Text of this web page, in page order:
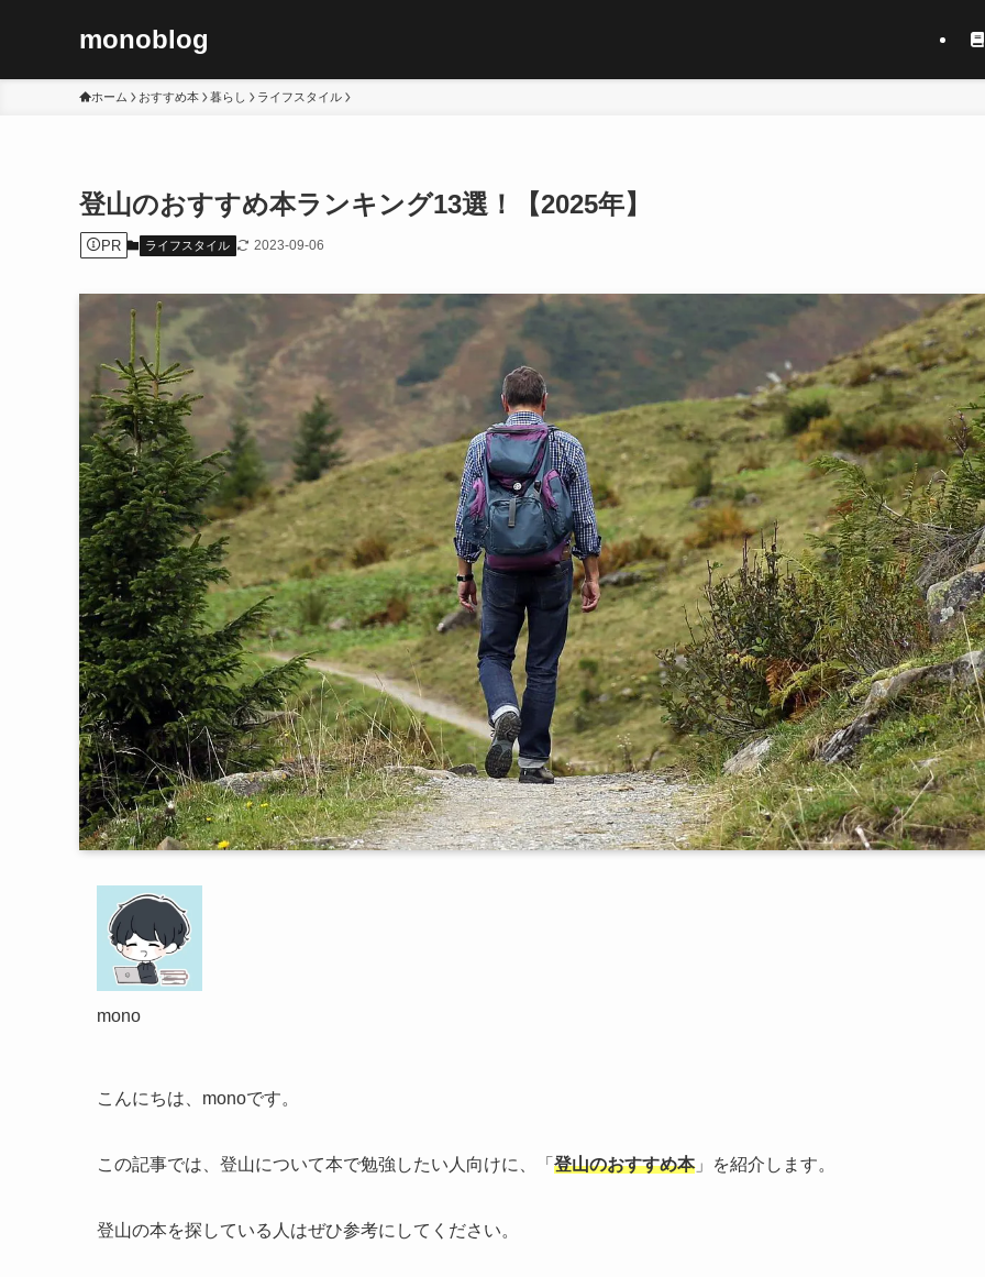
monoblog
ホーム おすすめ本 暮らし ライフスタイル
登山のおすすめ本ランキング13選！【2025年】
PR ライフスタイル 2023-09-06
mono
こんにちは、monoです。
この記事では、登山について本で勉強したい人向けに、「 登山のおすすめ本」を紹介します。
登山の本を探している人はぜひ参考にしてください。